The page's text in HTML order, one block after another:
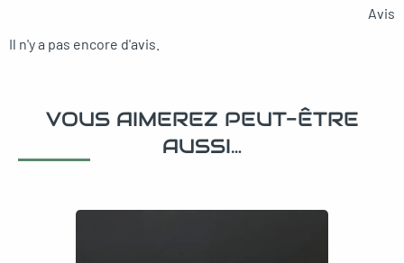
Avis
Il n'y a pas encore d'avis.
VOUS AIMEREZ PEUT-ÊTRE
AUSSI…